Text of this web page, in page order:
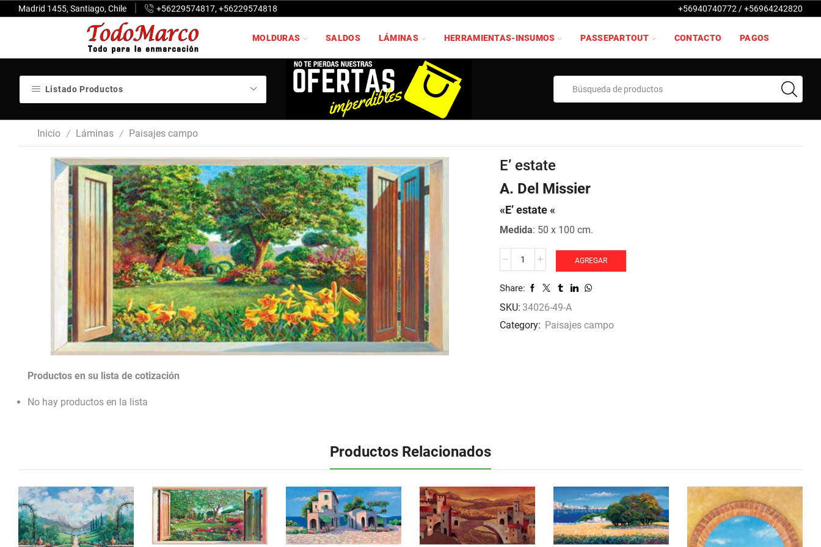
Madrid 1455, Santiago, Chile +56229574817, +56229574818 +56940740772 / +56964242820
MOLDURAS SALDOS LÁMINAS HERRAMIENTAS-INSUMOS PASSEPARTOUT CONTACTO PAGOS
Listado Productos
Inicio / Láminas / Paisajes campo
Productos en su lista de cotización
No hay productos en la lista
E’ estate
A. Del Missier
«E’ estate «
Medida: 50 x 100 cm.
AGREGAR
Share:
SKU: 34026-49-A
Category: Paisajes campo
Productos Relacionados